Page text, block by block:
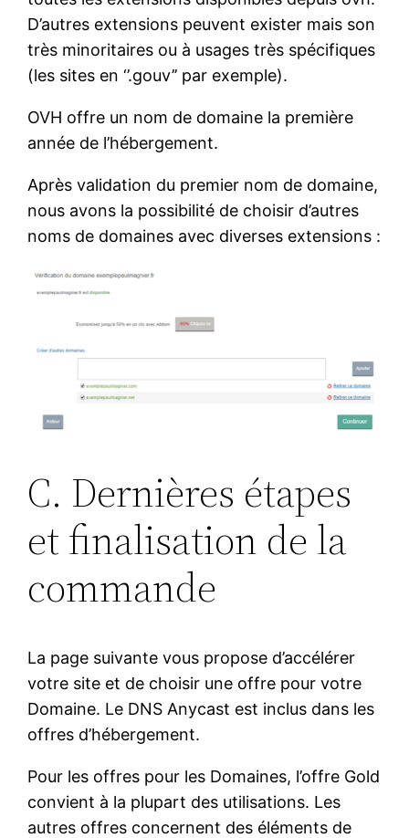
D’autres extensions peuvent exister mais son
très minoritaires ou à usages très spécifiques
(les sites en ‘’.gouv’’ par exemple).
OVH offre un nom de domaine la première
année de l’hébergement.
Après validation du premier nom de domaine,
nous avons la possibilité de choisir d’autres
noms de domaines avec diverses extensions :
C. Dernières étapes
et finalisation de la
commande
La page suivante vous propose d’accélérer
votre site et de choisir une offre pour votre
Domaine. Le DNS Anycast est inclus dans les
offres d’hébergement.
Pour les offres pour les Domaines, l’offre Gold
convient à la plupart des utilisations. Les
autres offres concernent des éléments de